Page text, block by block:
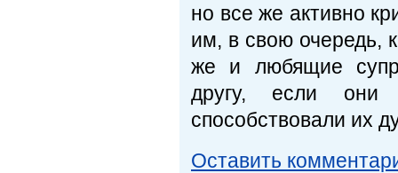
но все же активно
им, в свою очередь,
же и любящие
другу, если они
способствовали их
Оставить